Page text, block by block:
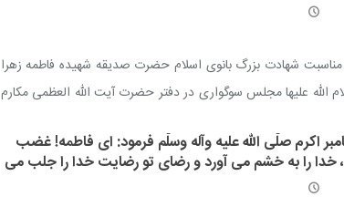
مناسبت شهادت بزرگ بانوی اسلام حضرت صدیقه شهیده فاطمه زهرا
الله علیها مجلس سوگواری در دفتر حضرت آیت الله العظمی مکارم
اکرم صلّی الله علیه وآله وسلّم فرمود: ای فاطمه! غضب
خدا را به خشم می آورد و رضای تو رضایت خدا را جلب می